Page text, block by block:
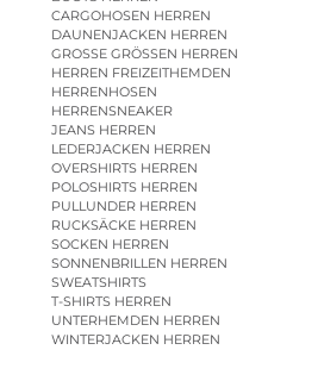
CARGOHOSEN HERREN
DAUNENJACKEN HERREN
GROSSE GRÖSSEN HERREN
HERREN FREIZEITHEMDEN
HERRENHOSEN
HERRENSNEAKER
JEANS HERREN
LEDERJACKEN HERREN
OVERSHIRTS HERREN
POLOSHIRTS HERREN
PULLUNDER HERREN
RUCKSÄCKE HERREN
SOCKEN HERREN
SONNENBRILLEN HERREN
SWEATSHIRTS
T-SHIRTS HERREN
UNTERHEMDEN HERREN
WINTERJACKEN HERREN